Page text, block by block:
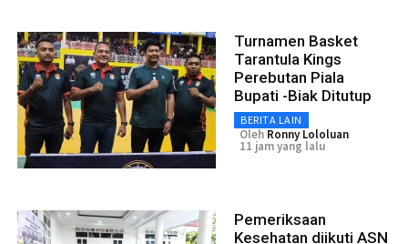
Turnamen Basket
Tarantula Kings
Perebutan Piala
Bupati -Biak Ditutup
BERITA LAIN
Oleh Ronny Lololuan
11 jam yang lalu
Pemeriksaan
Kesehatan diikuti ASN